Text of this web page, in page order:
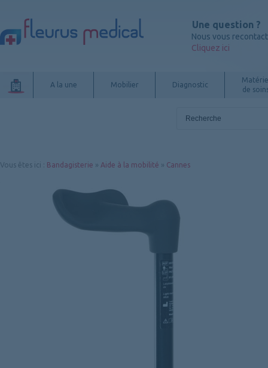
Une question ?
Nous vous
Cliquez ici
A la une Mobilier Diagnostic
de
Vous êtes ici Bandagisterie » Aide à la mobilité » Cannes